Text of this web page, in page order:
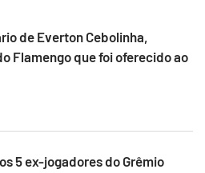
de Everton Cebolinha,
Flamengo que foi oferecido ao
5 ex-jogadores do Grêmio